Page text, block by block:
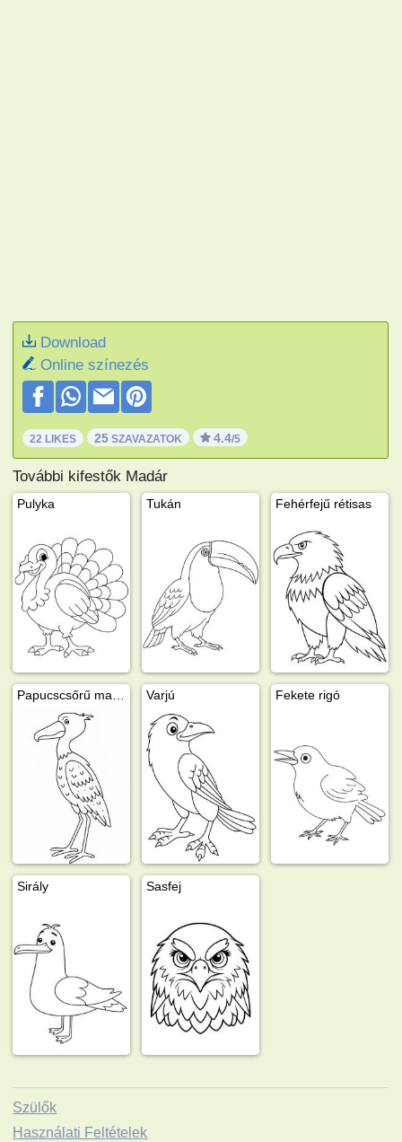
Download
Online színezés
22 LIKES 25 SZAVAZATOK 4.4/5
További kifestők Madár
Pulyka Tukán Fehérfejű rétisas
Varjú Fekete rigó
Sirály Sasfej
Szülők
Használati Feltételek